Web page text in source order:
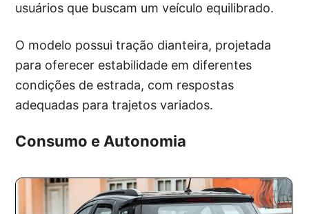
usuários que buscam um veículo equilibrado.
O modelo possui tração dianteira, projetada
para oferecer estabilidade em diferentes
condições de estrada, com respostas
adequadas para trajetos variados.
Consumo e Autonomia